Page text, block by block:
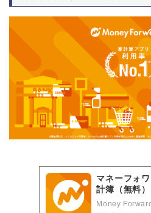
マネーフォ
計簿（無料）
Money